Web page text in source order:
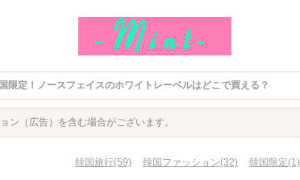
限定！ノースフェイスのホワイトレーベルはどこで買える？
ン（広告）を含む場合がございます。
韓国旅行(59) 韓国ファッション(32) 韓国限定(1)